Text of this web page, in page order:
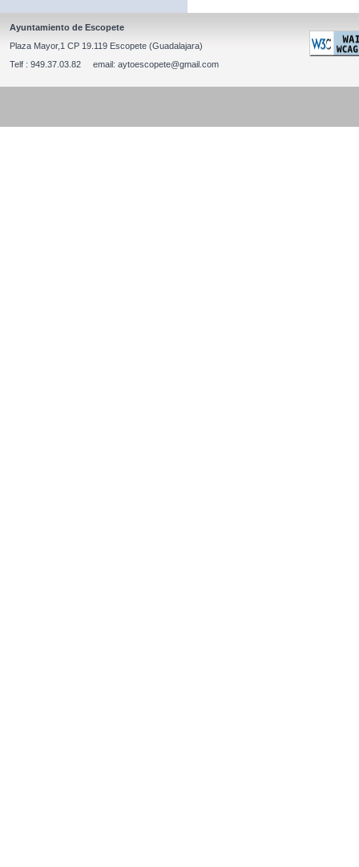
Ayuntamiento de Escopete
Plaza Mayor,1 CP 19.119 Escopete (Guadalajara)
Telf : 949.37.03.82 email: aytoescopete@gmail.com